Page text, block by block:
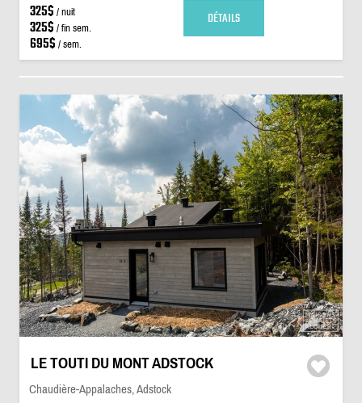
325$ / nuit
325$ / fin sem.
695$ / sem.
DÉTAILS
LE TOUTI DU MONT ADSTOCK
Chaudière-Appalaches, Adstock